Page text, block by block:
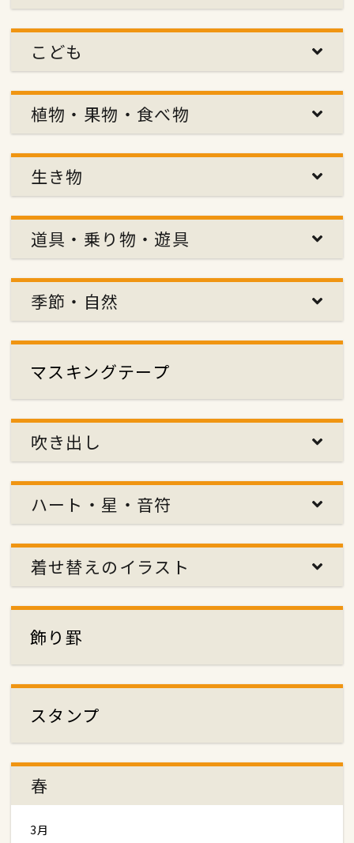
こども
植物・果物・食べ物
生き物
道具・乗り物・遊具
季節・自然
マスキングテープ
吹き出し
ハート・星・音符
着せ替えのイラスト
飾り罫
スタンプ
春
3月